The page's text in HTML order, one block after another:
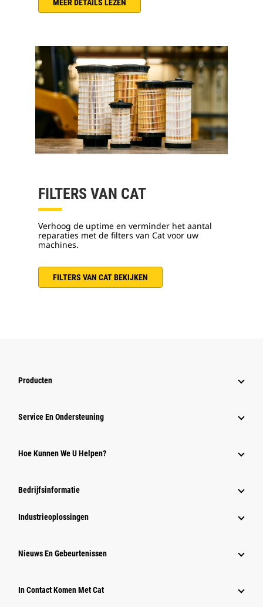
MEER DETAILS LEZEN
FILTERS VAN CAT
Verhoog de uptime en verminder het aantal
reparaties met de filters van Cat voor uw
machines.
FILTERS VAN CAT BEKIJKEN
Producten
Service En Ondersteuning
Hoe Kunnen We U Helpen?
Bedrijfsinformatie
Industrieoplossingen
Nieuws En Gebeurtenissen
In Contact Komen Met Cat